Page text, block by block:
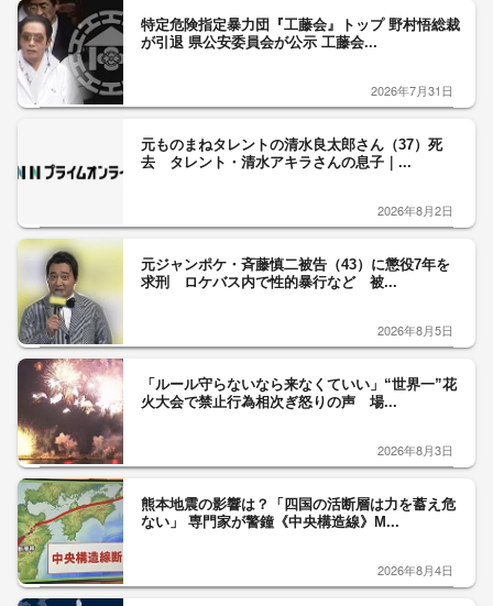
特定危険指定暴力団『工藤会』トップ 野村悟総裁
が引退 県公安委員会が公示 工藤会...
2026年7月31日
元ものまねタレントの清水良太郎さん（37）死
去 タレント・清水アキラさんの息子｜...
2026年8月2日
元ジャンポケ・斉藤慎二被告（43）に懲役7年を
求刑 ロケバス内で性的暴行など 被...
2026年8月5日
「ルール守らないなら来なくていい」“世界一”花
火大会で禁止行為相次ぎ怒りの声 場...
2026年8月3日
熊本地震の影響は？「四国の活断層は力を蓄え危
ない」 専門家が警鐘《中央構造線》M...
2026年8月4日